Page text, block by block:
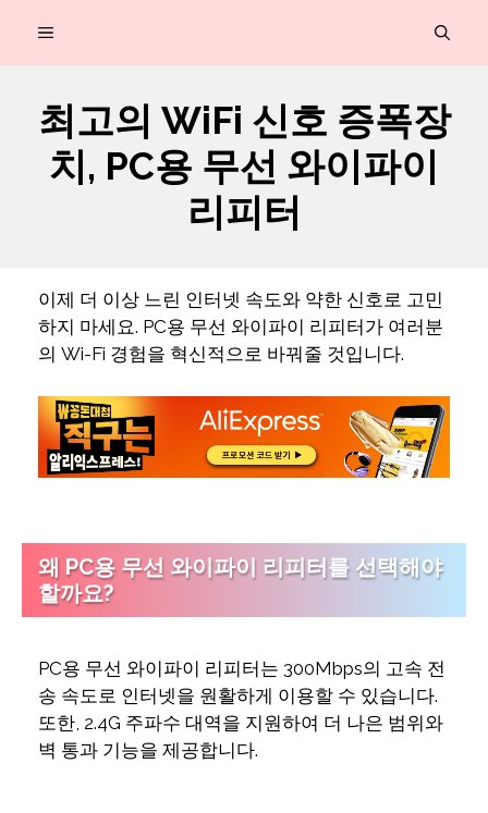
MENU
최고의 WiFi 신호 증폭장
치, PC용 무선 와이파이
리피터
이제 더 이상 느린 인터넷 속도와 약한 신호로 고민
하지 마세요. PC용 무선 와이파이 리피터가 여러분
의 Wi-Fi 경험을 혁신적으로 바꿔줄 것입니다.
왜 PC용 무선 와이파이 리피터를 선택해야
할까요?
PC용 무선 와이파이 리피터는 300Mbps의 고속 전
송 속도로 인터넷을 원활하게 이용할 수 있습니다.
또한, 2.4G 주파수 대역을 지원하여 더 나은 범위와
벽 통과 기능을 제공합니다.